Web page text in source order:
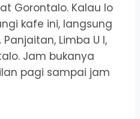
Gorontalo. Kalau lo
kafe ini, langsung
Limba U I,
Jam bukanya
pagi sampai jam